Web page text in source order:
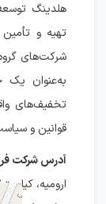
تهیه و
شرکت‌های
به‌عنوان یک
تخفیف‌های
قوانین و
آدرس شرکت